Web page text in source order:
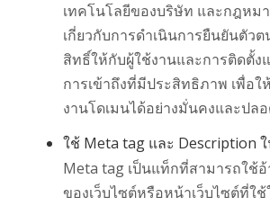
เทคโนโลยีของบริษัท และกฎหม
เกี่ยวกับการดำเนินการยืนยันตัว
สิทธิ์ให้กับผู้ใช้งานและการติดตั้ง
การเข้าถึงที่มีประสิทธิภาพ เพื่อใ
งานโดเมนได้อย่างมั่นคงและปล
ใช้ Meta tag และ Description ใ
Meta tag เป็นแท็กที่สามารถใช้
ของเว็บไซต์หรือหน้าเว็บไซต์ที่ใ